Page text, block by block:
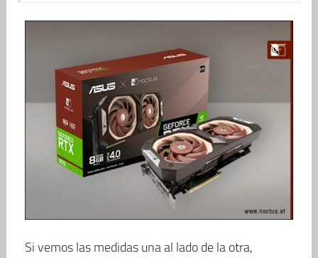
Si vemos las medidas una al lado de la otra,